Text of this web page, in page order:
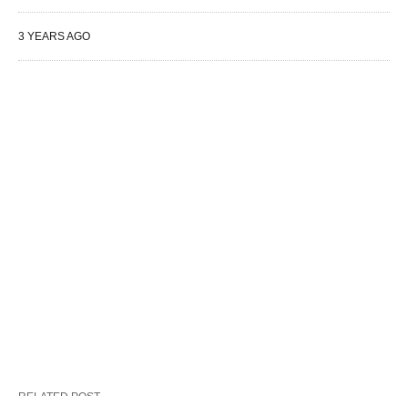
3 YEARS AGO